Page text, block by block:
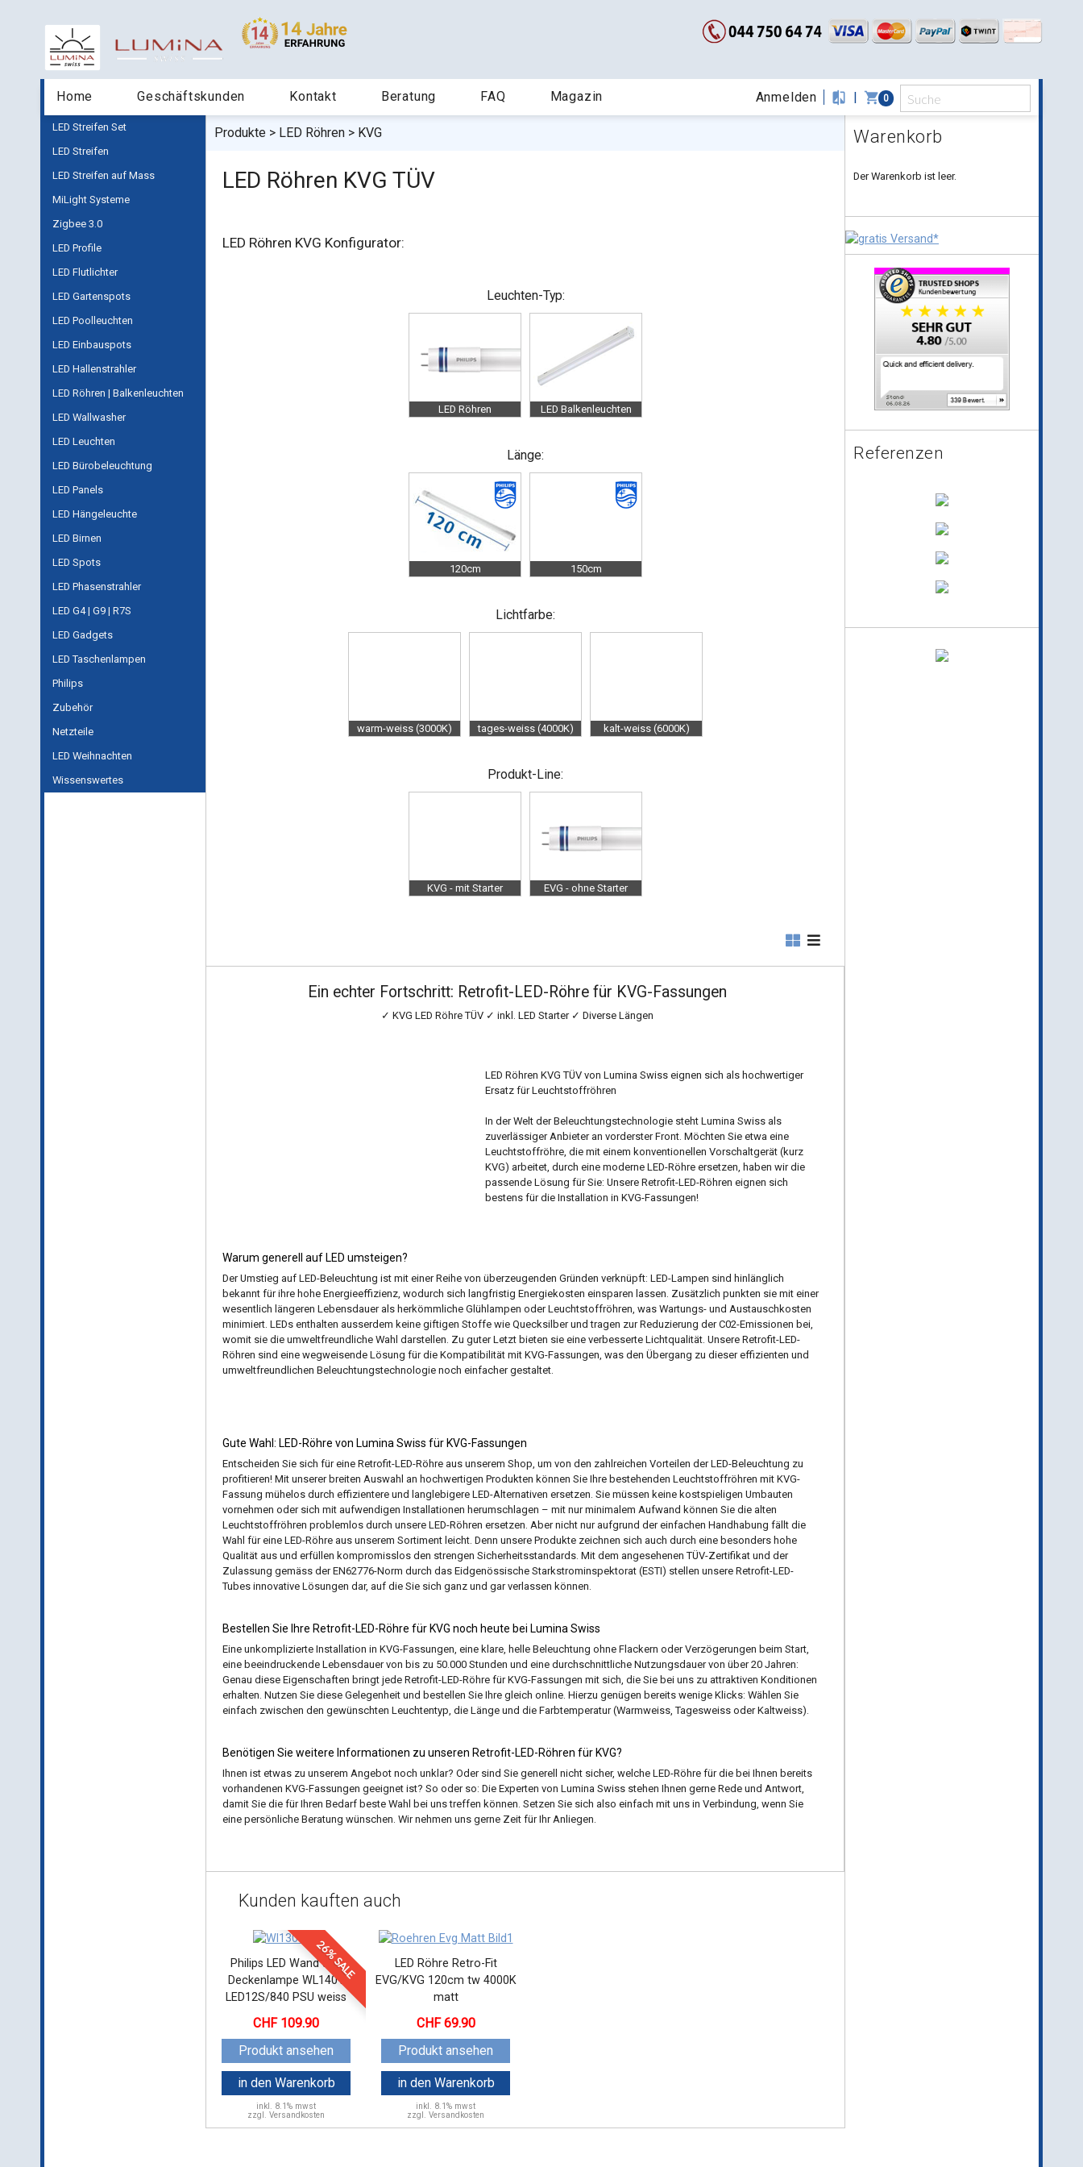
Home Geschäftskunden Kontakt Beratung FAQ Magazin Anmelden compare | shopping_cart 0
LED Streifen Set
LED Streifen
LED Streifen auf Mass
MiLight Systeme
Zigbee 3.0
LED Profile
LED Flutlichter
LED Gartenspots
LED Poolleuchten
LED Einbauspots
LED Hallenstrahler
LED Röhren | Balkenleuchten
LED Wallwasher
LED Leuchten
LED Bürobeleuchtung
LED Panels
LED Hängeleuchte
LED Birnen
LED Spots
LED Phasenstrahler
LED G4 | G9 | R7S
LED Gadgets
LED Taschenlampen
Philips
Zubehör
Netzteile
LED Weihnachten
Wissenswertes
Produkte LED Röhren KVG
LED Röhren KVG TÜV
LED Röhren KVG Konfigurator:
Leuchten-Typ:
LED Röhren LED Balkenleuchten
Länge:
120cm 150cm
Lichtfarbe:
warm-weiss (3000K) tages-weiss (4000K) kalt-weiss (6000K)
Produkt-Line:
KVG - mit Starter EVG - ohne Starter
Ein echter Fortschritt: Retrofit-LED-Röhre für KVG-Fassungen
✓ KVG LED Röhre TÜV✓ inkl. LED Starter✓ Diverse Längen
LED Röhren KVG TÜV von Lumina Swiss eignen sich als hochwertiger
Ersatz für Leuchtstoffröhren
In der Welt der Beleuchtungstechnologie steht Lumina Swiss als
zuverlässiger Anbieter an vorderster Front. Möchten Sie etwa eine
Leuchtstoffröhre, die mit einem konventionellen Vorschaltgerät (kurz
KVG) arbeitet, durch eine moderne LED-Röhre ersetzen, haben wir die
passende Lösung für Sie: Unsere Retrofit-LED-Röhren eignen sich
bestens für die Installation in KVG-Fassungen!
Warum generell auf LED umsteigen?
Der Umstieg auf LED-Beleuchtung ist mit einer Reihe von überzeugenden Gründen verknüpft: LED-Lampen sind hinlänglich
bekannt für ihre hohe Energieeffizienz, wodurch sich langfristig Energiekosten einsparen lassen. Zusätzlich punkten sie mit einer
wesentlich längeren Lebensdauer als herkömmliche Glühlampen oder Leuchtstoffröhren, was Wartungs- und Austauschkosten
minimiert. LEDs enthalten ausserdem keine giftigen Stoffe wie Quecksilber und tragen zur Reduzierung der C02-Emissionen bei,
womit sie die umweltfreundliche Wahl darstellen. Zu guter Letzt bieten sie eine verbesserte Lichtqualität. Unsere Retrofit-LED-
Röhren sind eine wegweisende Lösung für die Kompatibilität mit KVG-Fassungen, was den Übergang zu dieser effizienten und
umweltfreundlichen Beleuchtungstechnologie noch einfacher gestaltet.
Gute Wahl: LED-Röhre von Lumina Swiss für KVG-Fassungen
Entscheiden Sie sich für eine Retrofit-LED-Röhre aus unserem Shop, um von den zahlreichen Vorteilen der LED-Beleuchtung zu
profitieren! Mit unserer breiten Auswahl an hochwertigen Produkten können Sie Ihre bestehenden Leuchtstoffröhren mit KVG-
Fassung mühelos durch effizientere und langlebigere LED-Alternativen ersetzen. Sie müssen keine kostspieligen Umbauten
vornehmen oder sich mit aufwendigen Installationen herumschlagen – mit nur minimalem Aufwand können Sie die alten
Leuchtstoffröhren problemlos durch unsere LED-Röhren ersetzen. Aber nicht nur aufgrund der einfachen Handhabung fällt die
Wahl für eine LED-Röhre aus unserem Sortiment leicht. Denn unsere Produkte zeichnen sich auch durch eine besonders hohe
Qualität aus und erfüllen kompromisslos den strengen Sicherheitsstandards. Mit dem angesehenen TÜV-Zertifikat und der
Zulassung gemäss der EN62776-Norm durch das Eidgenössische Starkstrominspektorat (ESTI) stellen unsere Retrofit-LED-
Tubes innovative Lösungen dar, auf die Sie sich ganz und gar verlassen können.
Bestellen Sie Ihre Retrofit-LED-Röhre für KVG noch heute bei Lumina Swiss
Eine unkomplizierte Installation in KVG-Fassungen, eine klare, helle Beleuchtung ohne Flackern oder Verzögerungen beim Start,
eine beeindruckende Lebensdauer von bis zu 50.000 Stunden und eine durchschnittliche Nutzungsdauer von über 20 Jahren:
Genau diese Eigenschaften bringt jede Retrofit-LED-Röhre für KVG-Fassungen mit sich, die Sie bei uns zu attraktiven Konditionen
erhalten. Nutzen Sie diese Gelegenheit und bestellen Sie Ihre gleich online. Hierzu genügen bereits wenige Klicks: Wählen Sie
einfach zwischen den gewünschten Leuchtentyp, die Länge und die Farbtemperatur (Warmweiss, Tagesweiss oder Kaltweiss).
Benötigen Sie weitere Informationen zu unseren Retrofit-LED-Röhren für KVG?
Ihnen ist etwas zu unserem Angebot noch unklar? Oder sind Sie generell nicht sicher, welche LED-Röhre für die bei Ihnen bereits
vorhandenen KVG-Fassungen geeignet ist? So oder so: Die Experten von Lumina Swiss stehen Ihnen gerne Rede und Antwort,
damit Sie die für Ihren Bedarf beste Wahl bei uns treffen können. Setzen Sie sich also einfach mit uns in Verbindung, wenn Sie
eine persönliche Beratung wünschen. Wir nehmen uns gerne Zeit für Ihr Anliegen.
Kunden kauften auch
26% SALE
Philips LED Wand und
Deckenlampe WL140V
LED12S/840 PSU weiss
109.90
Produkt ansehen
in den Warenkorb
inkl. 8.1% mwst
zzgl. Versandkosten
LED Röhre Retro-Fit
EVG/KVG 120cm tw 4000K
matt
69.90
Produkt ansehen
in den Warenkorb
inkl. 8.1% mwst
zzgl. Versandkosten
Warenkorb
Der Warenkorb ist leer.
Referenzen